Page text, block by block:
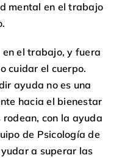
mental en el trabajo
el trabajo, y fuera
cuidar el cuerpo.
ayuda no es una
hacia el bienestar
con la ayuda
de Psicología de
a superar las